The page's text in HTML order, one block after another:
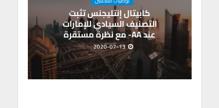
كابيتال إنتليجنس تثبت
التصنيف السيادي للإمارات
عند AA- مع نظرة مستقرة
2020-07-13